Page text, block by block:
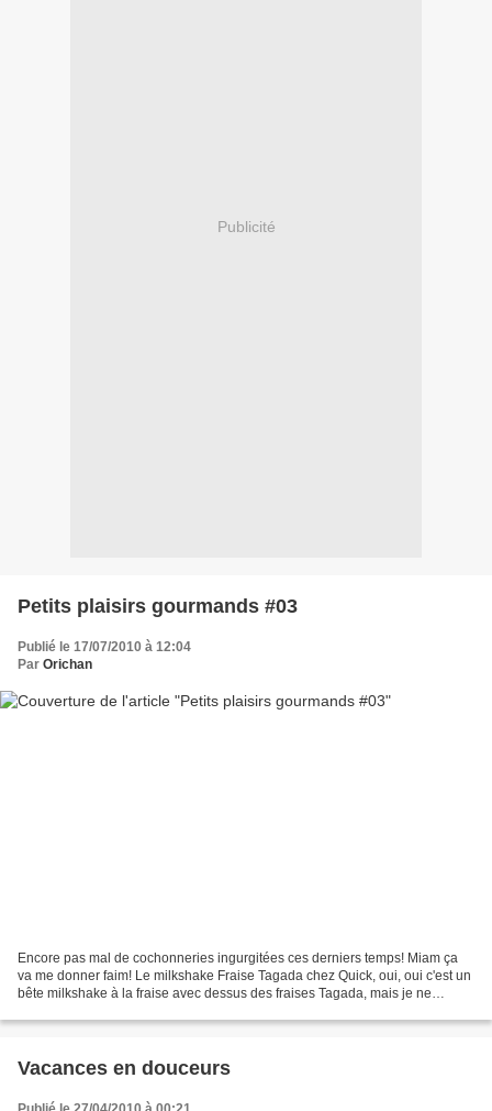
Publicité
Petits plaisirs gourmands #03
Publié le 17/07/2010 à 12:04
Par Orichan
Encore pas mal de cochonneries ingurgitées ces derniers temps! Miam ça
va me donner faim! Le milkshake Fraise Tagada chez Quick, oui, oui c'est un
bête milkshake à la fraise avec dessus des fraises Tagada, mais je ne
Vacances en douceurs